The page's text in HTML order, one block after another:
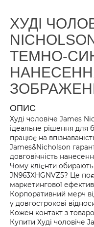
ХУДІ
ТЕМНО-
ОПИС
Худі чоловіче James
ідеальне рішення для
працює на
James&Nicholson
довговічність
Чому клієнти
JN963XHGNVZ5? Це
маркетингової
Корпоративний мерч
у довгострокові
Кожен контакт з
Купити Худі чоловіче